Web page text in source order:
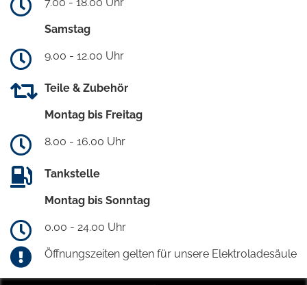
Samstag
9.00 - 12.00 Uhr
Teile & Zubehör
Montag bis Freitag
8.00 - 16.00 Uhr
Tankstelle
Montag bis Sonntag
0.00 - 24.00 Uhr
Öffnungszeiten gelten für unsere Elektroladesäule